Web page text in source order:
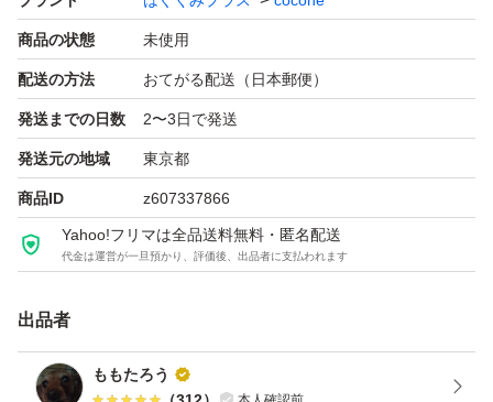
商品の状態 未使用
配送の方法 おてがる配送（日本郵便）
発送までの日数 2〜3日で発送
発送元の地域 東京都
商品ID z607337866
Yahoo!フリマは全品送料無料・匿名配送
代金は運営が一旦預かり、評価後、出品者に支払われます
出品者
ももたろう